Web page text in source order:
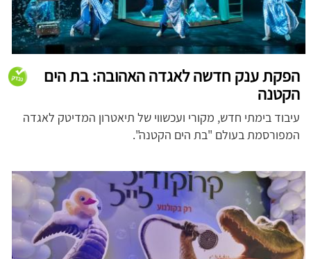
הפקת ענק חדשה לאגדה האהובה: בת הים
הקטנה
עיבוד בימתי חדש, מקורי ועכשווי של תיאטרון המדיטק לאגדה
המפורסמת בעולם "בת הים הקטנה".